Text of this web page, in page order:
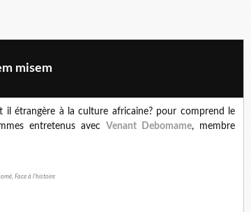
misem
il étrangère à la culture africaine? pour comprend le
entretenus avec Venant Debomame, membre
Face à l'histoire